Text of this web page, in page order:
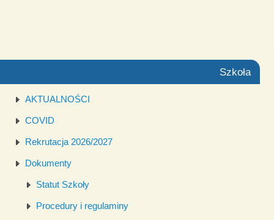
Szkoła
AKTUALNOŚCI
COVID
Rekrutacja 2026/2027
Dokumenty
Statut Szkoły
Procedury i regulaminy